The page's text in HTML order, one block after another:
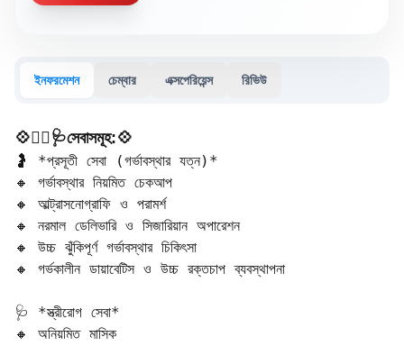
ইনফরমেশন চেম্বার এক্সপেরিয়েন্স রিভিউ
💠🧑‍⚕️🩺সেবাসমূহ:💠
🤰 *প্রসূতী সেবা (গর্ভাবস্থার যত্ন)*
🔸 গর্ভাবস্থার নিয়মিত চেকআপ
🔸 আল্ট্রাসনোগ্রাফি ও পরামর্শ
🔸 নরমাল ডেলিভারি ও সিজারিয়ান অপারেশন
🔸 উচ্চ ঝুঁকিপূর্ণ গর্ভাবস্থার চিকিৎসা
🔸 গর্ভকালীন ডায়াবেটিস ও উচ্চ রক্তচাপ ব্যবস্থাপনা
🩺 *স্ত্রীরোগ সেবা*
🔸 অনিয়মিত মাসিক